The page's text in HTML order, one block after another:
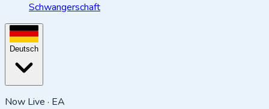
Schwangerschaft
Deutsch
Now Live · EA